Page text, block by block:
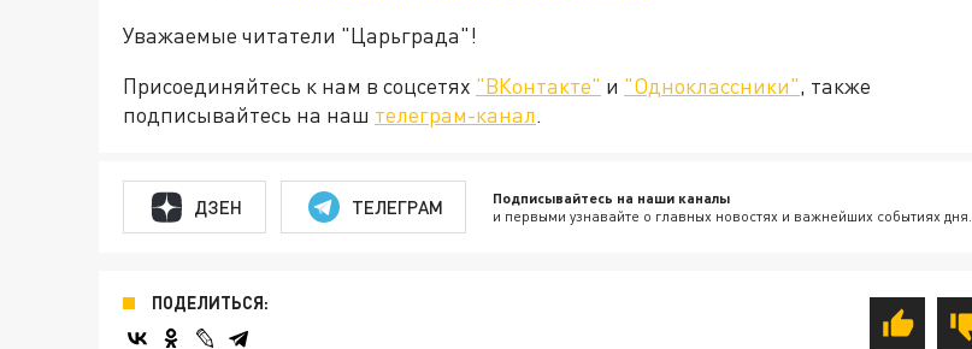
Уважаемые читатели "Царьграда"!
Присоединяйтесь к нам в соцсетях "ВКонтакте" и "Одноклассники", также
подписывайтесь на наш телеграм-канал.
ДЗЕН ТЕЛЕГРАМ Подписывайтесь на наши каналы
и первыми узнавайте о главных новостях и важнейших событиях дня.
ПОДЕЛИТЬСЯ: